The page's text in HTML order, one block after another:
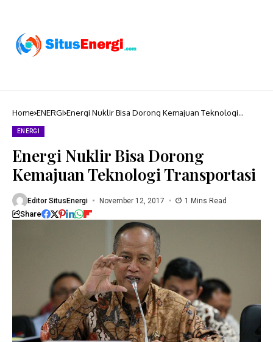
Home ENERGI Energi Nuklir Bisa Dorong Kemajuan Teknologi
ENERGI
Energi Nuklir Bisa Dorong
Kemajuan Teknologi Transportasi
Editor SitusEnergi November 12, 2017 1 Mins Read
Share